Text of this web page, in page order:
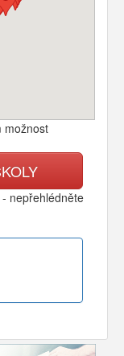
možnost
nepřehlédněte